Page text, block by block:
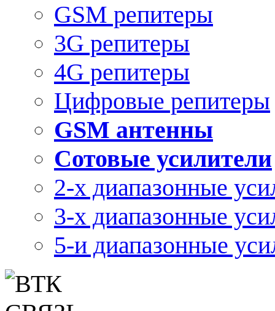
GSM репитеры
3G репитеры
4G репитеры
Цифровые репитеры
GSM антенны
Сотовые усилители
2-х диапазонные
3-х диапазонные
5-и диапазонные